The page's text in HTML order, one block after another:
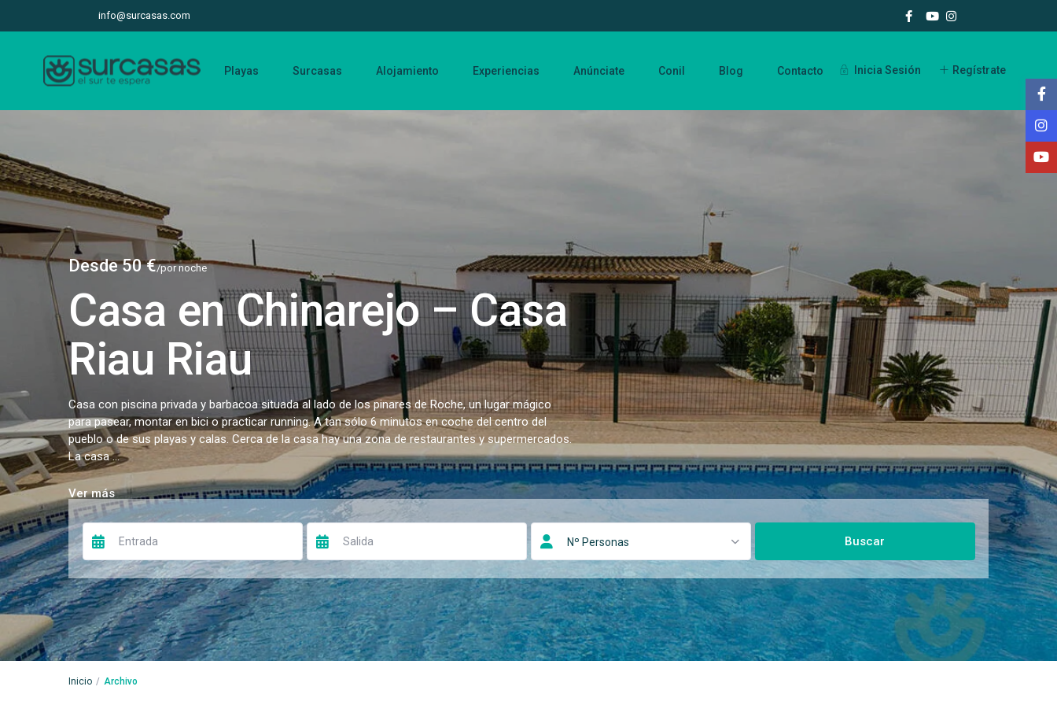
info@surcasas.com
Inicia Sesión Regístrate
Playas Surcasas Alojamiento Experiencias Anúnciate Conil Blog Contacto
Desde 50 €/por noche
Casa en Chinarejo – Casa
Riau Riau
Casa con piscina privada y barbacoa situada al lado de los pinares de Roche, un lugar mágico
para pasear, montar en bici o practicar running. A tan sólo 6 minutos en coche del centro del
pueblo o de sus playas y calas. Cerca de la casa hay una zona de restaurantes y supermercados.
La casa ...
Ver más
Nº Personas
Inicio Archivo